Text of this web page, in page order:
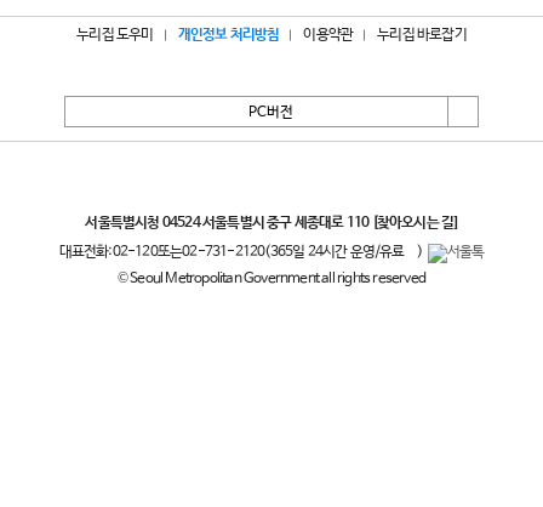
누리집 도우미 개인정보 처리방침 이용약관 누리집 바로잡기
PC버전
서울특별시청 04524 서울특별시 중구 세종대로 110 [찾아오시는 길]
대표전화:02-120또는02-731-2120(365일 24시간 운영/유료
)
© Seoul Metropolitan Government all rights reserved